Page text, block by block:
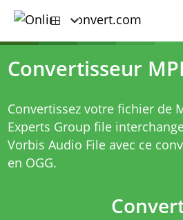
Convertisseur
Convertissez votre fichier de
Experts Group file
Vorbis Audio File avec ce
en OGG.